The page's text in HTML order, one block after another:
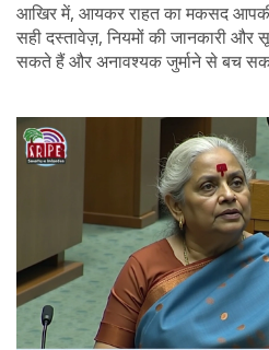
आखिर में, आयकर राहत का मकसद आपकी
सही दस्तावेज़, नियमों की जानकारी
सकते हैं और अनावश्यक जुर्माने से बच